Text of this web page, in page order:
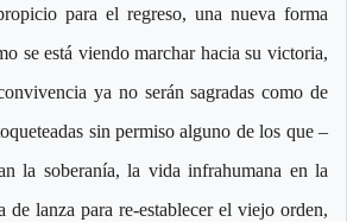
para el regreso, una nueva forma
se está viendo marchar hacia su victoria,
ya no serán sagradas como de
sin permiso alguno de los que –
la soberanía, la vida infrahumana en la
de lanza para re-establecer el viejo orden,